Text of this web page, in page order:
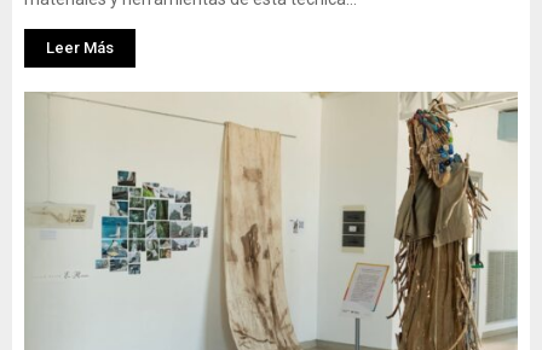
Leer Más